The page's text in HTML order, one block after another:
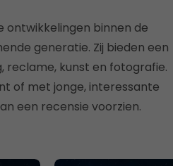
ontwikkelingen binnen de
generatie. Zij bieden een
reclame, kunst en fotografie.
of met jonge, interessante
een recensie voorzien.